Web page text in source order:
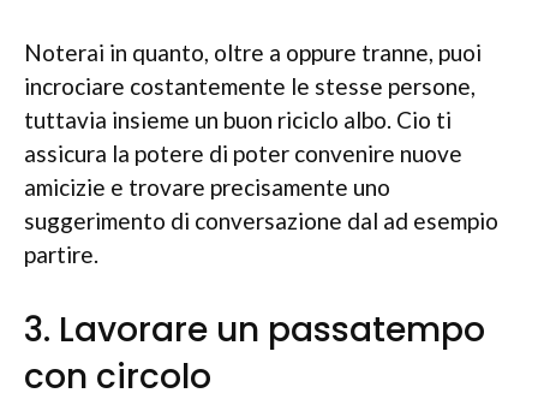
Noterai in quanto, oltre a oppure tranne, puoi
incrociare costantemente le stesse persone,
tuttavia insieme un buon riciclo albo. Cio ti
assicura la potere di poter convenire nuove
amicizie e trovare precisamente uno
suggerimento di conversazione dal ad esempio
partire.
3. Lavorare un passatempo
con circolo